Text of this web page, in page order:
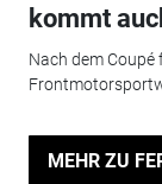
kommt
Nach dem Coupé
MEHR ZU